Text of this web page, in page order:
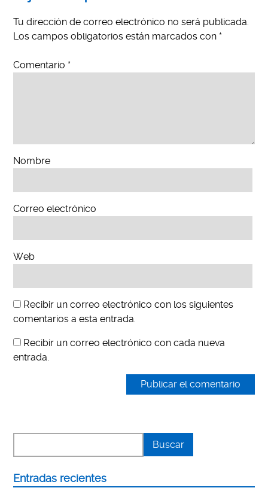
Tu dirección de correo electrónico no será publicada.
Los campos obligatorios están marcados con *
Comentario *
Nombre
Correo electrónico
Web
Recibir un correo electrónico con los siguientes
comentarios a esta entrada.
Recibir un correo electrónico con cada nueva
entrada.
Entradas recientes